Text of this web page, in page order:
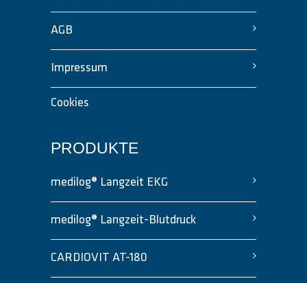
AGB
Impressum
Cookies
PRODUKTE
medilog® Langzeit EKG
medilog® Langzeit-Blutdruck
CARDIOVIT AT-180